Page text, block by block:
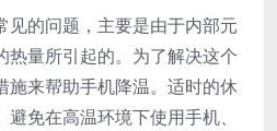
见的问题，主要是由于内部元
热量所引起的。为了解决这个
施来帮助手机降温。适时的休
免在高温环境下使用手机、